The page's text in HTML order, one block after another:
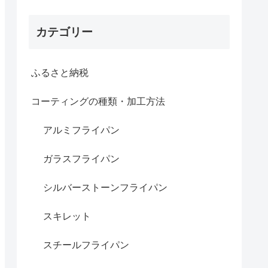
カテゴリー
ふるさと納税
コーティングの種類・加工方法
アルミフライパン
ガラスフライパン
シルバーストーンフライパン
スキレット
スチールフライパン